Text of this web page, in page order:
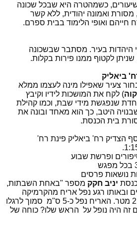
כשמהטרה היא שבכל שכונה
מסורת ואמונה יהודית, ללא קשר
חייהם ואופי הלימוד בבית ספרם.
היהדות בעיר. מסתבר שבשכונה
לקטוף ממנו פירות בקלות.
ביאליק
צעיר שאפילו מינה לעצמו ממלא
) לקח את המושכות לידיו וקיבץ
שנפגשת מידי שבת, וכמו קהילת
היטב, כך הוא מאחד ובונה את
בית הכנסת.
הצדיק רח' ביאליק פינת רח'
ופרשת שבוע
נושאות פרסים
יניב חקק מספר "באחת השבתות,
ובאותו רגע נפל אריח מהקרמיקה
שבקיר מגובה של יותר מ 2 מטר. האריח נפל כ-5 ס"מ סמוך לרגלו
זה היה נופל על הראש שלו? כוחה של